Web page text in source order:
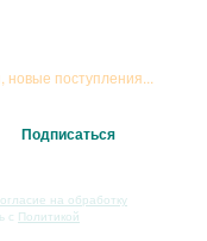
новые поступления...
на обработку
с Политикой